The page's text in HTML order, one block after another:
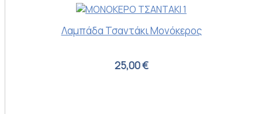
Λαμπάδα Τσαντάκι Μονόκερος
25,00 €